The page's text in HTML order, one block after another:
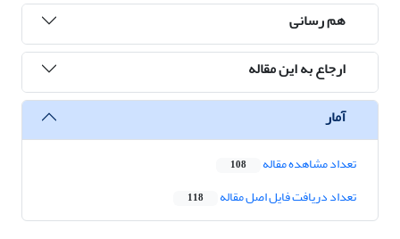
هم رسانی
ارجاع به این مقاله
آمار
تعداد مشاهده مقاله 108
تعداد دریافت فایل اصل مقاله 118